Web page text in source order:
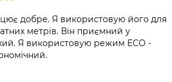
добре. Я використовую його для
метрів. Він приємний у
Я використовую режим ECO -